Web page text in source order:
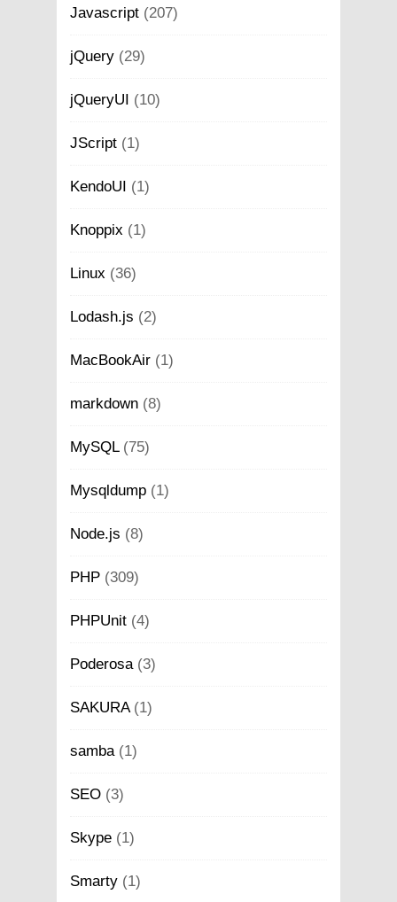
Javascript (207)
jQuery (29)
jQueryUI (10)
JScript (1)
KendoUI (1)
Knoppix (1)
Linux (36)
Lodash.js (2)
MacBookAir (1)
markdown (8)
MySQL(75)
Mysqldump (1)
Node.js (8)
PHP (309)
PHPUnit (4)
Poderosa(3)
SAKURA(1)
samba(1)
SEO (3)
Skype (1)
Smarty (1)